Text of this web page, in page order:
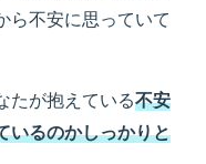
ら不安に思っていて
たが抱えている不安
いるのかしっかりと